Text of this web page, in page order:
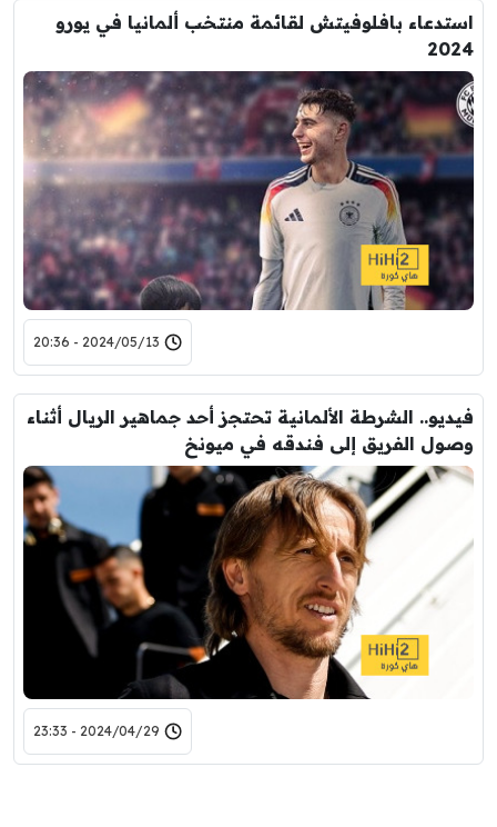
استدعاء بافلوفيتش لقائمة منتخب ألمانيا في يورو
2024
2024/05/13 - 20:36
فيديو.. الشرطة الألمانية تحتجز أحد جماهير الريال أثناء
وصول الفريق إلى فندقه في ميونخ
2024/04/29 - 23:33